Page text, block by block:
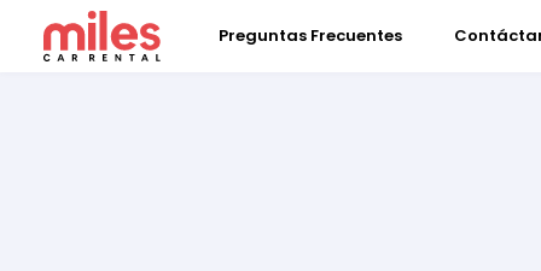
Preguntas Frecuentes